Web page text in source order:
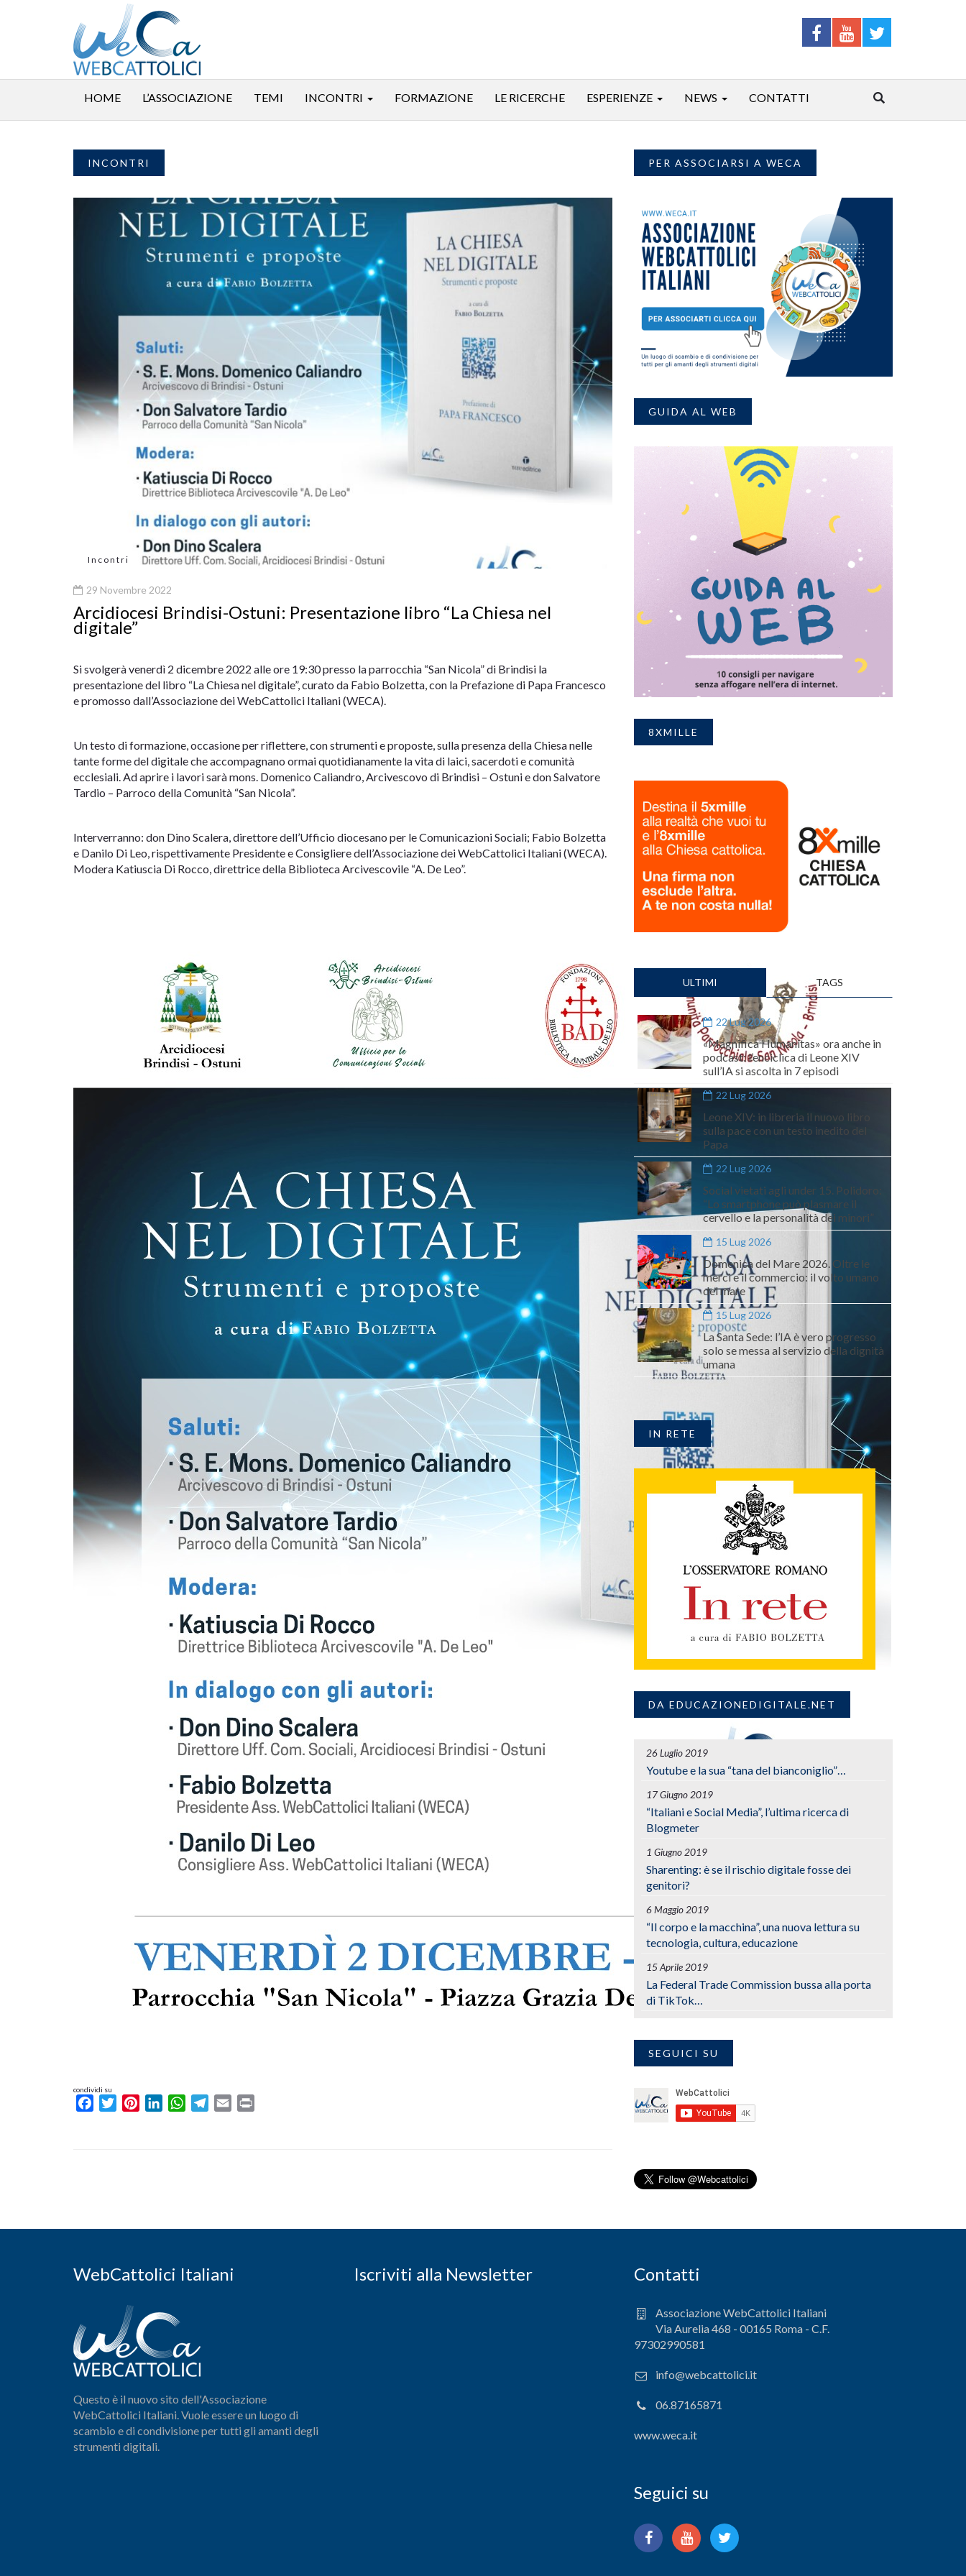
HOME L’ASSOCIAZIONE TEMI INCONTRI FORMAZIONE LE RICERCHE ESPERIENZE NEWS CONTATTI
INCONTRI
Incontri
29 Novembre 2022
Arcidiocesi Brindisi-Ostuni: Presentazione libro “La Chiesa nel
digitale”
Si svolgerà venerdì 2 dicembre 2022 alle ore 19:30 presso la parrocchia “San Nicola” di Brindisi la
presentazione del libro “La Chiesa nel digitale”, curato da Fabio Bolzetta, con la Prefazione di Papa Francesco
e promosso dall’Associazione dei WebCattolici Italiani (WECA).
Un testo di formazione, occasione per riflettere, con strumenti e proposte, sulla presenza della Chiesa nelle
tante forme del digitale che accompagnano ormai quotidianamente la vita di laici, sacerdoti e comunità
ecclesiali. Ad aprire i lavori sarà mons. Domenico Caliandro, Arcivescovo di Brindisi – Ostuni e don Salvatore
Tardio – Parroco della Comunità “San Nicola”.
Interverranno: don Dino Scalera, direttore dell’Ufficio diocesano per le Comunicazioni Sociali; Fabio Bolzetta
e Danilo Di Leo, rispettivamente Presidente e Consigliere dell’Associazione dei WebCattolici Italiani (WECA).
Modera Katiuscia Di Rocco, direttrice della Biblioteca Arcivescovile “A. De Leo”.
condividi su
FacebookTwitterPinterestLinkedInWhatsAppTelegram
Email
PER ASSOCIARSI A WECA
GUIDA AL WEB
8XMILLE
ULTIMI TAGS
22 Lug 2026
«Magnifica Humanitas» ora anche in
podcast: l’enciclica di Leone XIV
sull’IA si ascolta in 7 episodi
22 Lug 2026
Leone XIV: in libreria il nuovo libro
sulla pace con un testo inedito del
Papa
22 Lug 2026
Social vietati agli under 15. Polidoro:
“Lo smartphone può plasmare il
cervello e la personalità dei minori”
15 Lug 2026
Domenica del Mare 2026. Oltre le
merci e il commercio: il volto umano
del mare
15 Lug 2026
La Santa Sede: l’IA è vero progresso
solo se messa al servizio della dignità
umana
IN RETE
DA EDUCAZIONEDIGITALE.NET
26 Luglio 2019
Youtube e la sua “tana del bianconiglio”…
17 Giugno 2019
“Italiani e Social Media”, l’ultima ricerca di
Blogmeter
1 Giugno 2019
Sharenting: è se il rischio digitale fosse dei
genitori?
6 Maggio 2019
“Il corpo e la macchina”, una nuova lettura su
tecnologia, cultura, educazione
15 Aprile 2019
La Federal Trade Commission bussa alla porta
di TikTok…
SEGUICI SU
WebCattolici Italiani
Questo è il nuovo sito dell'Associazione
WebCattolici Italiani. Vuole essere un luogo di
scambio e di condivisione per tutti gli amanti degli
strumenti digitali.
Iscriviti alla Newsletter Contatti
Associazione WebCattolici Italiani
Via Aurelia 468 - 00165 Roma - C.F.
97302990581
info@webcattolici.it
06.87165871
www.weca.it
Seguici su